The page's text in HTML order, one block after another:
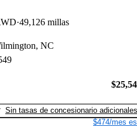
49,126 millas
NC
Sin tasas de concesionario adicionales
$474/mes